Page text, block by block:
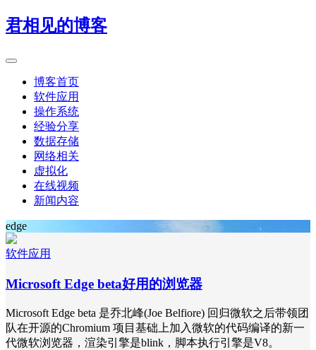
君相见的博客
博客首页
软件应用
操作系统
经验分享
数据存储
网络相关
虚拟化
在线视频
新闻内容
edge
软件应用
Microsoft Edge beta好用的浏览器
Microsoft Edge beta 是乔北峰(Joe Belfiore) 回归微软之后带领团
队在开源的Chromium 项目基础上加入微软的代码编译的新一
代微软浏览器，渲染引擎是blink，脚本执行引擎是V8。